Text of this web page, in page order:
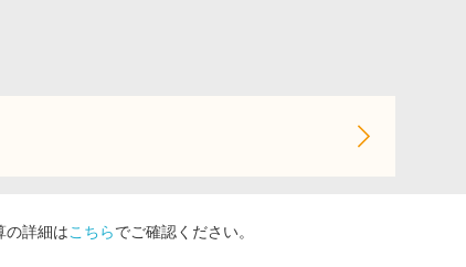
の詳細はこちらでご確認ください。